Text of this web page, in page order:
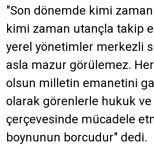
"Son dönemde kimi
kimi zaman utançla takip
yerel yönetimler merkezli
asla mazur görülemez.
olsun milletin emanetini
olarak görenlerle hukuk ve
çerçevesinde mücadele
boynunun borcudur" dedi.